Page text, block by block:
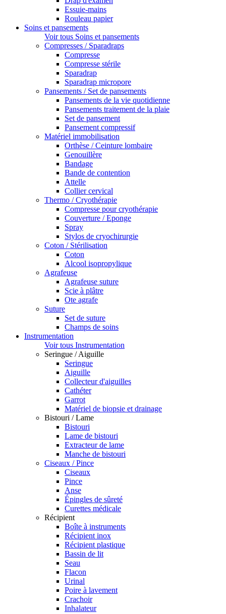
Essuie-mains
Rouleau papier
Soins et pansements
Voir tous Soins et pansements
Compresses / Sparadraps
Compresse
Compresse stérile
Sparadrap
Sparadrap micropore
Pansements / Set de pansements
Pansements de la vie quotidienne
Pansements traitement de la plaie
Set de pansement
Pansement compressif
Matériel immobilisation
Orthèse / Ceinture lombaire
Genouillère
Bandage
Bande de contention
Attelle
Collier cervical
Thermo / Cryothérapie
Compresse pour cryothérapie
Couverture / Eponge
Spray
Stylos de cryochirurgie
Coton / Stérilisation
Coton
Alcool isopropylique
Agrafeuse
Agrafeuse suture
Scie à plâtre
Ote agrafe
Suture
Set de suture
Champs de soins
Instrumentation
Voir tous Instrumentation
Seringue / Aiguille
Seringue
Aiguille
Collecteur d'aiguilles
Cathéter
Garrot
Matériel de biopsie et drainage
Bistouri / Lame
Bistouri
Lame de bistouri
Extracteur de lame
Manche de bistouri
Ciseaux / Pince
Ciseaux
Pince
Anse
Épingles de sûreté
Curettes médicale
Récipient
Boîte à instruments
Récipient inox
Récipient plastique
Bassin de lit
Seau
Flacon
Urinal
Poire à lavement
Crachoir
Inhalateur